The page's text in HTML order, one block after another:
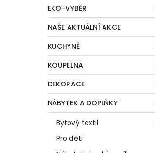
EKO-VYBĚR
NAŠE AKTUÁLNÍ AKCE
KUCHYNĚ
KOUPELNA
DEKORACE
NÁBYTEK A DOPLŇKY
Bytový textil
Pro děti